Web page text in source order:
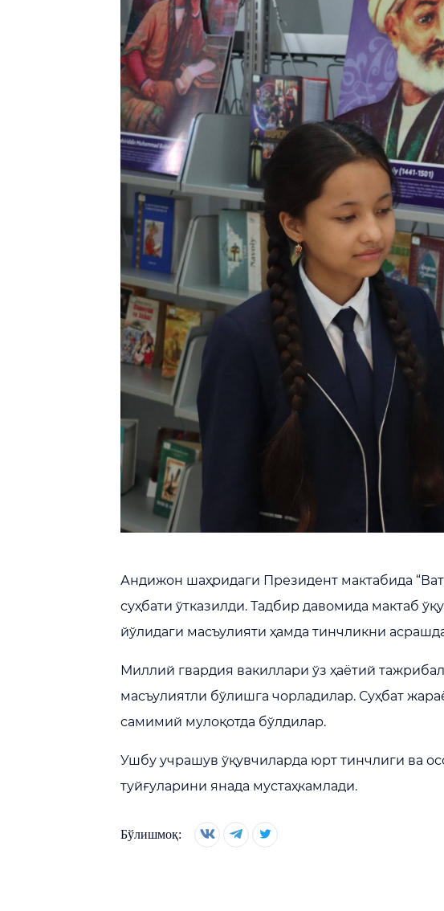
Андижон шаҳридаги Президент мактабида
суҳбати ўтказилди. Тадбир давомида мактаб
йўлидаги масъулияти ҳамда тинчликни
Миллий гвардия вакиллари ўз ҳаётий
масъулиятли бўлишга чорладилар. Суҳбат
самимий мулоқотда бўлдилар.
Ушбу учрашув ўқувчиларда юрт тинчлиги ва
туйғуларини янада мустаҳкамлади.
Бўлишмоқ: